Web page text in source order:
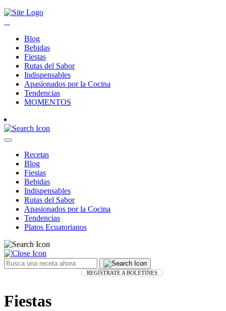
Blog
Bebidas
Fiestas
Rutas del Sabor
Indispensables
Apasionados por la Cocina
Tendencias
MOMENTOS
Recetas
Blog
Fiestas
Bebidas
Indispensables
Rutas del Sabor
Apasionados por la Cocina
Tendencias
Platos Ecuatorianos
REGÍSTRATE A BOLETINES
Fiestas